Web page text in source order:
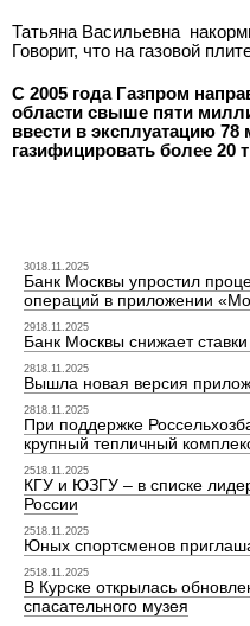
Татьяна Васильевна
Говорит, что на газовой
С 2005 года Газпром
области свыше пяти
ввести в эксплуатацию
газифицировать более
3018.11.2025
Банк Москвы упростил
операций в приложении
2918.11.2025
Банк Москвы снижает
2818.11.2025
Вышла новая версия
2818.11.2025
При поддержке
крупный тепличный
2518.11.2025
КГУ и ЮЗГУ – в списке
России
2518.11.2025
Юных спортсменов
2518.11.2025
В Курске открылась
спасательного музея